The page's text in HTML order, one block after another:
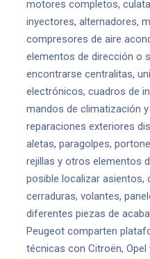
motores completos,
inyectores, alternadores,
compresores de aire
elementos de dirección o
encontrarse centralitas,
electrónicos, cuadros de
mandos de climatización
reparaciones exteriores
aletas, paragolpes,
rejillas y otros elementos
posible localizar asientos,
cerraduras, volantes,
diferentes piezas de
Peugeot comparten
técnicas con Citroën,